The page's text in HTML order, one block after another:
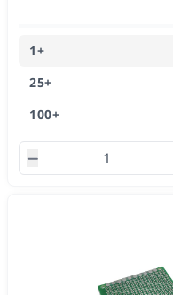
1+
25+
100+